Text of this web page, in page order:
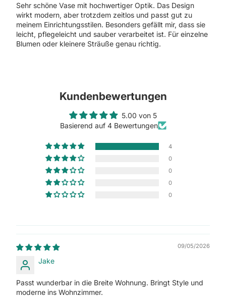
Sehr schöne Vase mit hochwertiger Optik. Das Design
wirkt modern, aber trotzdem zeitlos und passt gut zu
meinem Einrichtungsstilen. Besonders gefällt mir, dass sie
leicht, pflegeleicht und sauber verarbeitet ist. Für einzelne
Blumen oder kleinere Sträuße genau richtig.
Kundenbewertungen
5.00 von 5
Basierend auf 4 Bewertungen
4
0
0
0
0
09/05/2026
Jake
Passt wunderbar in die Breite Wohnung. Bringt Style und
moderne ins Wohnzimmer.